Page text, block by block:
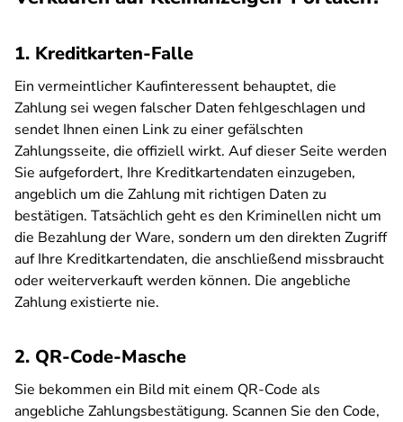
1. Kreditkarten-Falle
Ein vermeintlicher Kaufinteressent behauptet, die
Zahlung sei wegen falscher Daten fehlgeschlagen und
sendet Ihnen einen Link zu einer gefälschten
Zahlungsseite, die offiziell wirkt. Auf dieser Seite werden
Sie aufgefordert, Ihre Kreditkartendaten einzugeben,
angeblich um die Zahlung mit richtigen Daten zu
bestätigen. Tatsächlich geht es den Kriminellen nicht um
die Bezahlung der Ware, sondern um den direkten Zugriff
auf Ihre Kreditkartendaten, die anschließend missbraucht
oder weiterverkauft werden können. Die angebliche
Zahlung existierte nie.
2. QR-Code-Masche
Sie bekommen ein Bild mit einem QR-Code als
angebliche Zahlungsbestätigung. Scannen Sie den Code,